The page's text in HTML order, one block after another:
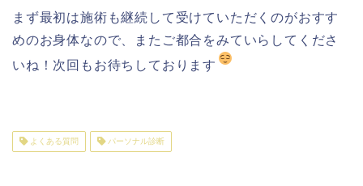
まず最初は施術も継続して受けていただくのがおすす
めのお身体なので、またご都合をみていらしてくださ
いね！次回もお待ちしております
よくある質問 パーソナル診断